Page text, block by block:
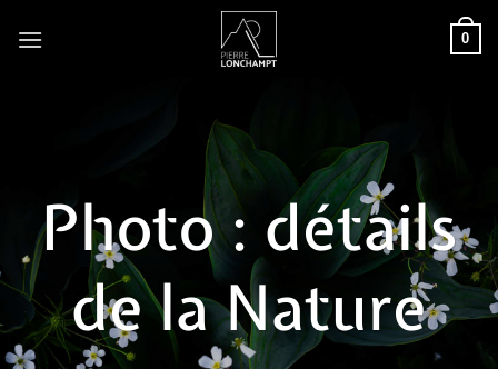
0
Photo : détails
de la Nature